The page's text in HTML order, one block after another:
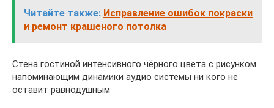
Читайте также: Исправление ошибок покраски
и ремонт крашеного потолка
Стена гостиной интенсивного чёрного цвета с рисунком
напоминающим динамики аудио системы ни кого не
оставит равнодушным